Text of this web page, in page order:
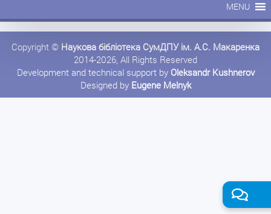
MENU
Copyright © Наукова бібліотека СумДПУ ім. А.С. Макаренка
2014-2026, All Rights Reserved
Development and technical support by Oleksandr Kushnerov
Designed by Eugene Melnyk